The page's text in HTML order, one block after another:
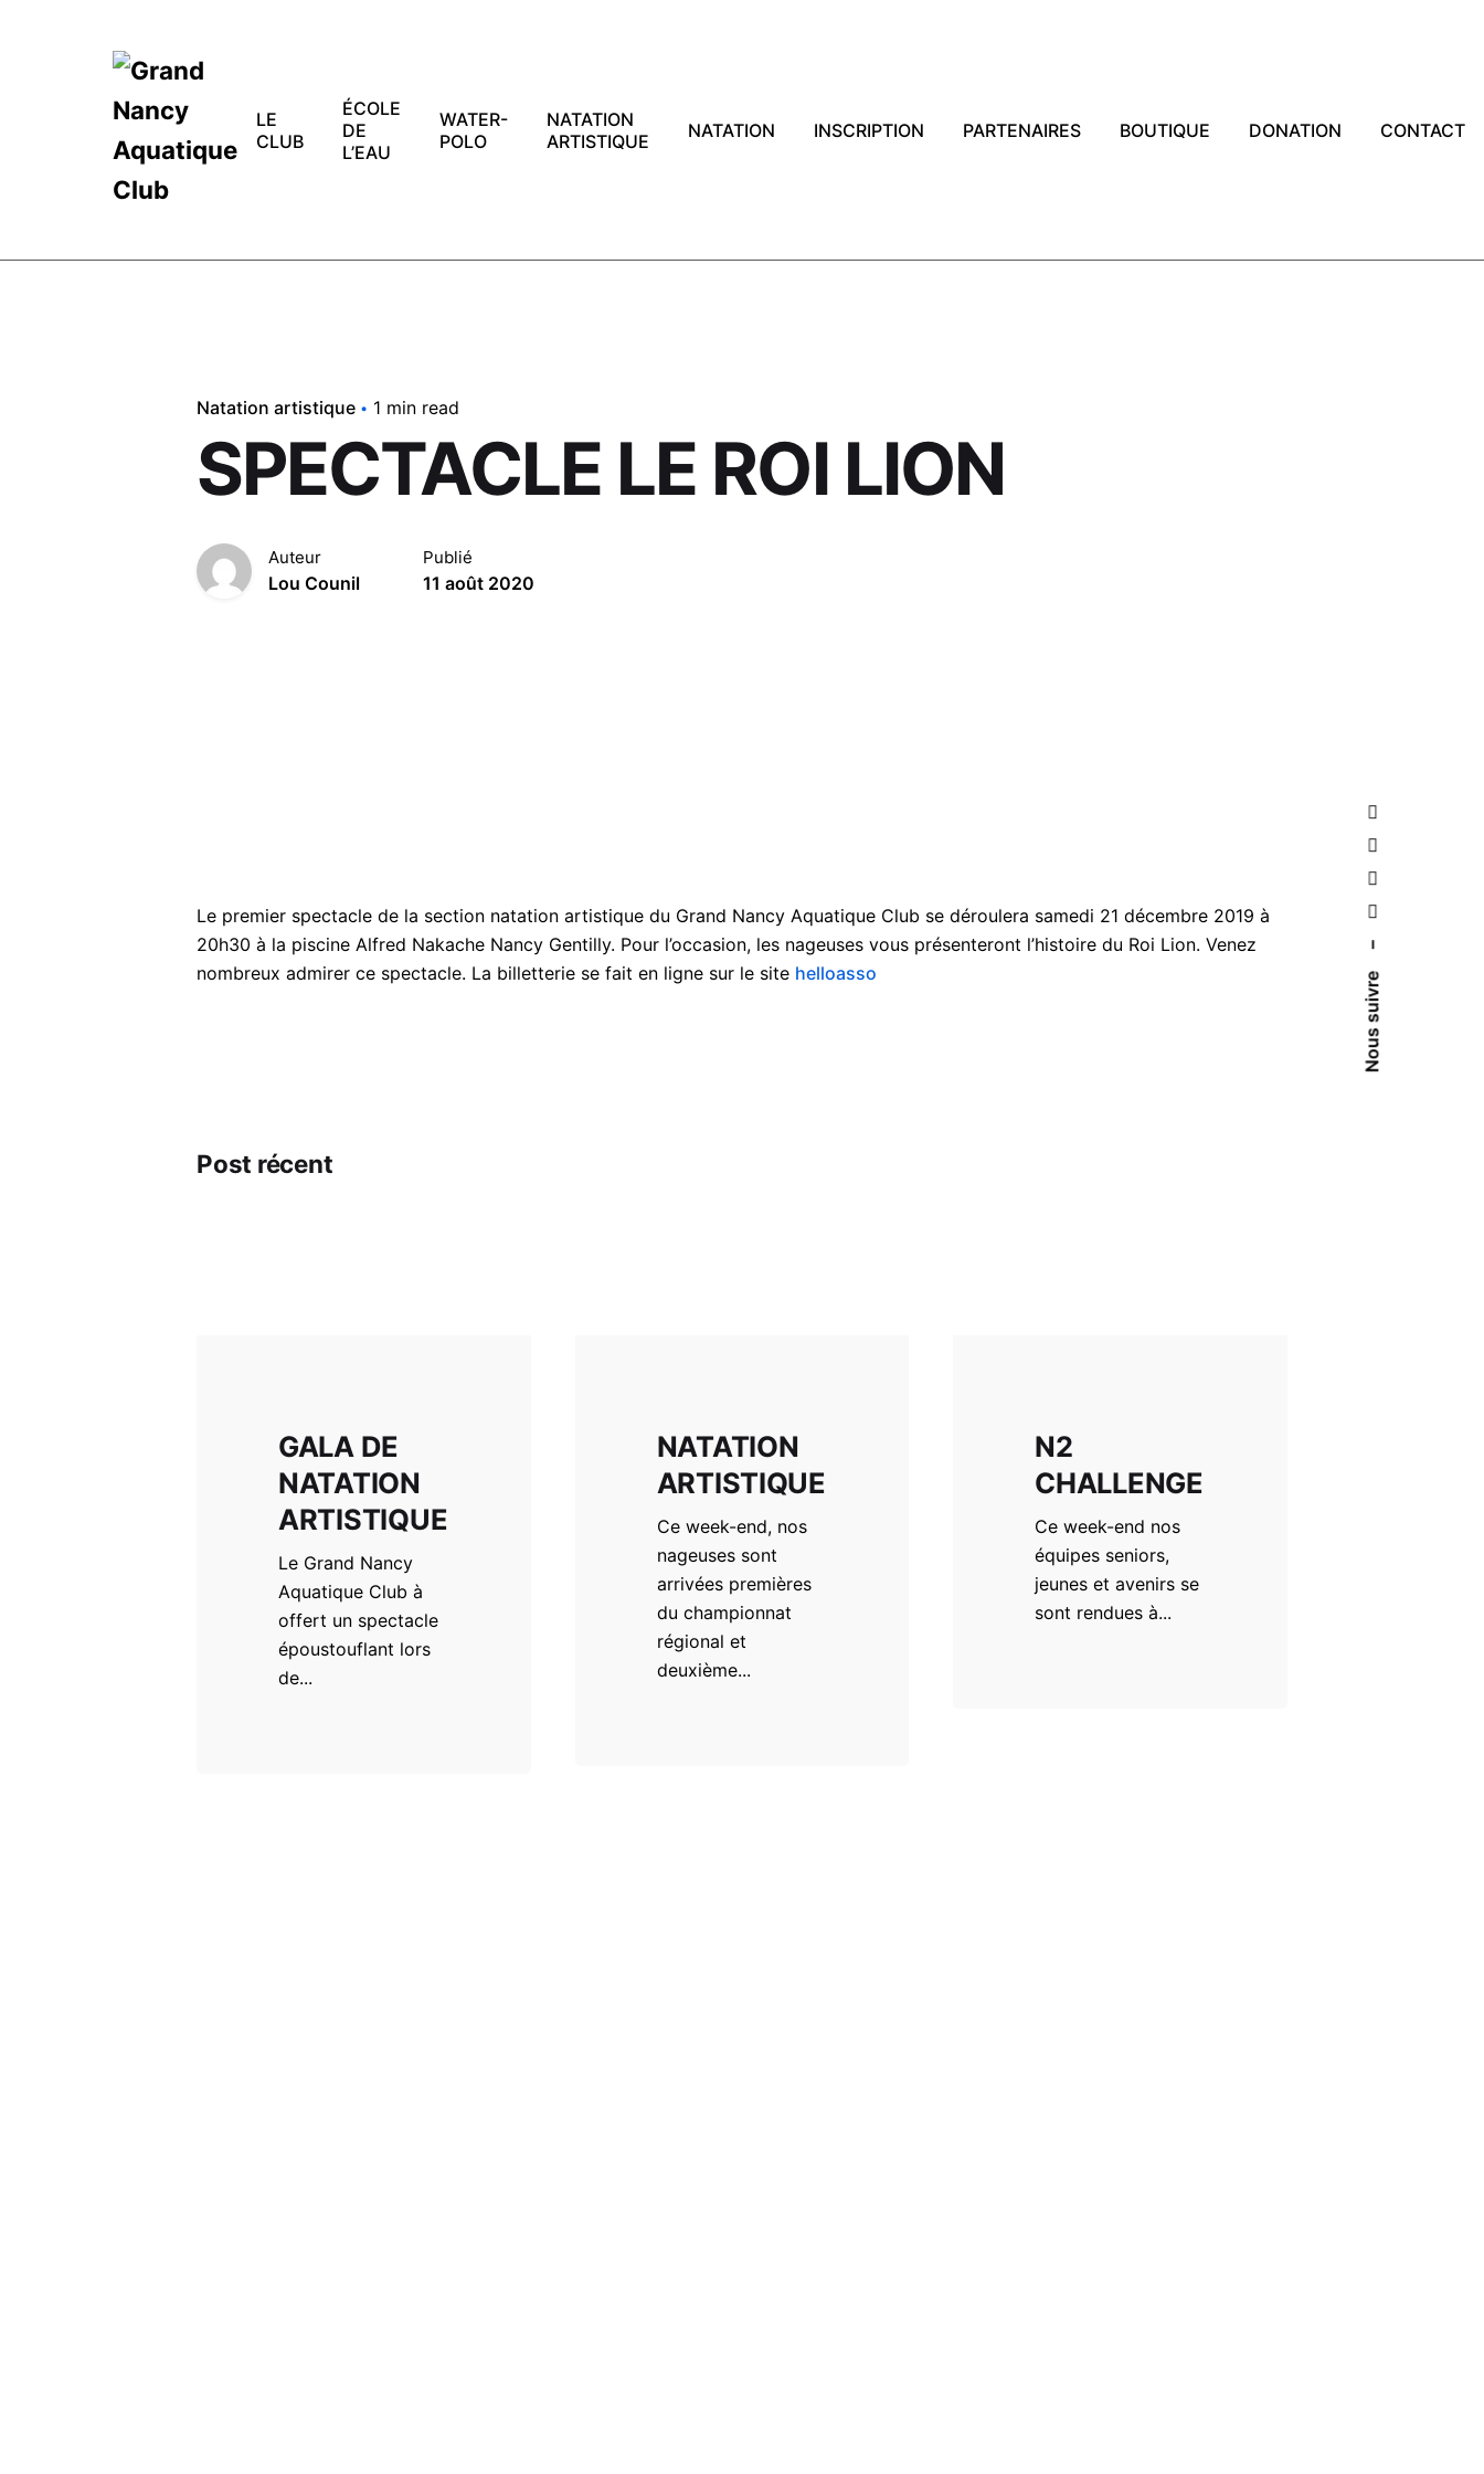
Nous suivre
–
LE
CLUB
ÉCOLE
DE
L’EAU
WATER-
POLO
NATATION
ARTISTIQUE
NATATION INSCRIPTION PARTENAIRES BOUTIQUE DONATION CONTACT
Natation artistique 1 min read
SPECTACLE LE ROI LION
Auteur
Lou Counil
Publié
11 août 2020
Le premier spectacle de la section natation artistique du Grand Nancy Aquatique Club se déroulera samedi 21 décembre 2019 à
20h30 à la piscine Alfred Nakache Nancy Gentilly. Pour l’occasion, les nageuses vous présenteront l’histoire du Roi Lion. Venez
nombreux admirer ce spectacle. La billetterie se fait en ligne sur le site helloasso
Post récent
GALA DE
NATATION
ARTISTIQUE
Le Grand Nancy
Aquatique Club à
offert un spectacle
époustouflant lors
de...
NATATION
ARTISTIQUE
Ce week-end, nos
nageuses sont
arrivées premières
du championnat
régional et
deuxième...
N2
CHALLENGE
Ce week-end nos
équipes seniors,
jeunes et avenirs se
sont rendues à...